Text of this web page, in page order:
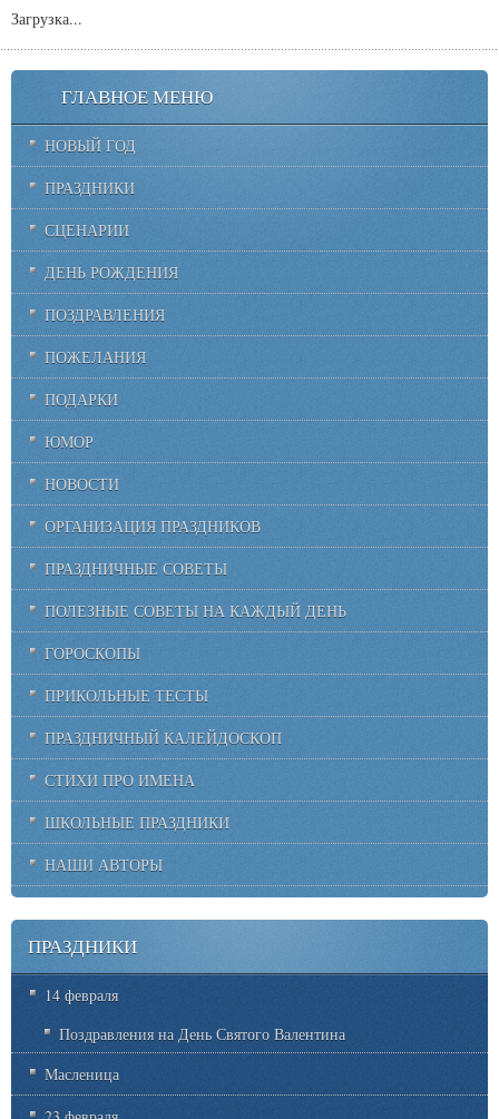
Загрузка...
ГЛАВНОЕ МЕНЮ
НОВЫЙ ГОД
ПРАЗДНИКИ
СЦЕНАРИИ
ДЕНЬ РОЖДЕНИЯ
ПОЗДРАВЛЕНИЯ
ПОЖЕЛАНИЯ
ПОДАРКИ
ЮМОР
НОВОСТИ
ОРГАНИЗАЦИЯ ПРАЗДНИКОВ
ПРАЗДНИЧНЫЕ СОВЕТЫ
ПОЛЕЗНЫЕ СОВЕТЫ НА КАЖДЫЙ ДЕНЬ
ГОРОСКОПЫ
ПРИКОЛЬНЫЕ ТЕСТЫ
ПРАЗДНИЧНЫЙ КАЛЕЙДОСКОП
СТИХИ ПРО ИМЕНА
ШКОЛЬНЫЕ ПРАЗДНИКИ
НАШИ АВТОРЫ
ПРАЗДНИКИ
14 февраля
Поздравления на День Святого Валентина
Масленица